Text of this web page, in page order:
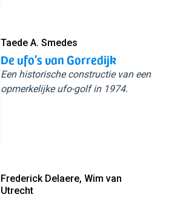
Taede A. Smedes
De ufo’s van Gorredijk
Een historische constructie van een
opmerkelijke ufo-golf in 1974.
Frederick Delaere, Wim van
Utrecht